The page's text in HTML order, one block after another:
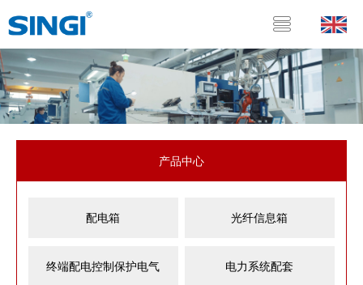
产品中心
配电箱 光纤信息箱
终端配电控制保护电气 电力系统配套